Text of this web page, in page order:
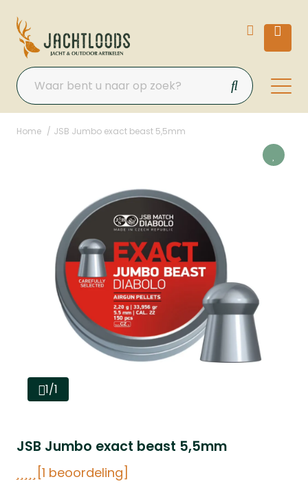
Home JSB Jumbo exact beast 5,5mm
1/1
JSB Jumbo exact beast 5,5mm
[1 beoordeling]